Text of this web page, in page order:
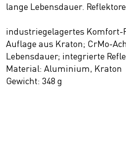
lange Lebensdauer.
industriegelagertes
Auflage aus Kraton; CrMo-
Lebensdauer; integrierte
Material: Aluminium, Kraton
Gewicht: 348 g